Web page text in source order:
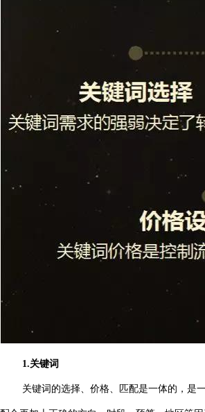
1.关键词
关键词的选择、价格、匹配是一体的，是一